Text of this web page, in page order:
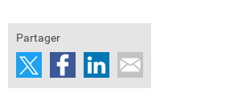
Partager